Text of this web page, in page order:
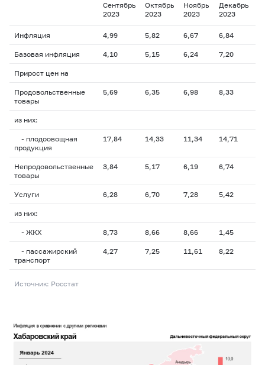
Сентябрь
2023
Октябрь
2023
Ноябрь
2023
Декабрь
2023
Инфляция 4,99 5,82 6,67 6,84
Базовая инфляция 4,10 5,15 6,24 7,20
Прирост цен на
Продовольственные
товары
5,69 6,35 6,98 8,33
из них:
- плодоовощная
продукция
17,84 14,33 11,34 14,71
Непродовольственные
товары
3,84 5,17 6,19 6,74
Услуги 6,28 6,70 7,28 5,42
из них:
- ЖКХ 8,73 8,66 8,66 1,45
- пассажирский
транспорт
4,27 7,25 11,61 8,22
Источник: Росстат